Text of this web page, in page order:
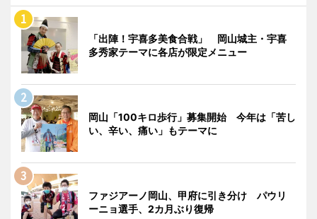
「出陣！宇喜多美食合戦」 岡山城主・宇喜
多秀家テーマに各店が限定メニュー
岡山「100キロ歩行」募集開始 今年は「苦し
い、辛い、痛い」もテーマに
ファジアーノ岡山、甲府に引き分け パウリ
ーニョ選手、2カ月ぶり復帰